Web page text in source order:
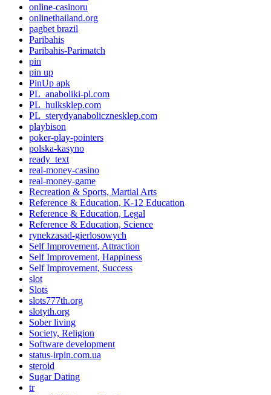
online-casinoru
onlinethailand.org
pagbet brazil
Paribahis
Paribahis-Parimatch
pin
pin up
PinUp apk
PL_anaboliki-pl.com
PL_hulksklep.com
PL_sterydyanabolicznesklep.com
playbison
poker-play-pointers
polska-kasyno
ready_text
real-money-casino
real-money-game
Recreation & Sports, Martial Arts
Reference & Education, K-12 Education
Reference & Education, Legal
Reference & Education, Science
rynekzasad-gierlosowych
Self Improvement, Attraction
Self Improvement, Happiness
Self Improvement, Success
slot
Slots
slots777th.org
slotyth.org
Sober living
Society, Religion
Software development
status-irpin.com.ua
steroid
Sugar Dating
tr